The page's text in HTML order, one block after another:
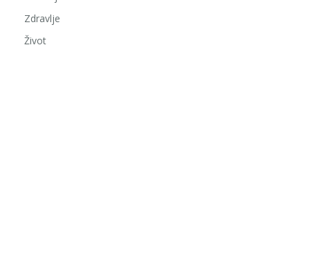
Zdravlje
Život